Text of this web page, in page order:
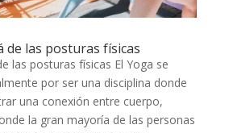
de las posturas físicas
las posturas físicas El Yoga se
por ser una disciplina donde
una conexión entre cuerpo,
la gran mayoría de las personas